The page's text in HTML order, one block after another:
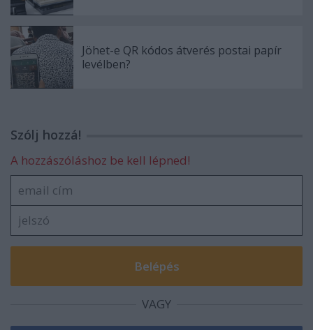
Jöhet-e QR kódos átverés postai papír
levélben?
Szólj hozzá!
A hozzászóláshoz be kell lépned!
VAGY